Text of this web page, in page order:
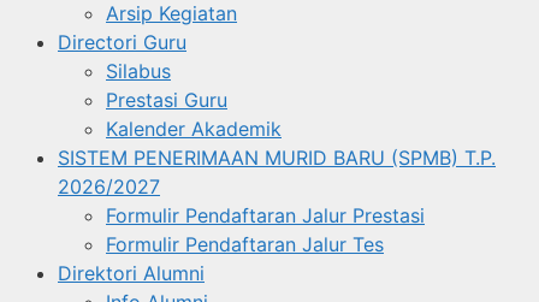
Arsip Kegiatan
Directori Guru
Silabus
Prestasi Guru
Kalender Akademik
SISTEM PENERIMAAN MURID BARU (SPMB) T.P.
2026/2027
Formulir Pendaftaran Jalur Prestasi
Formulir Pendaftaran Jalur Tes
Direktori Alumni